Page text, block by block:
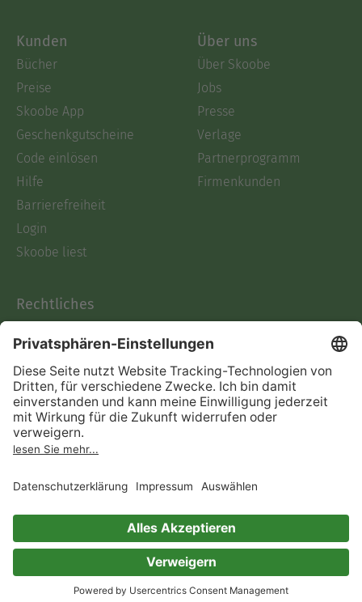
Kunden
Bücher
Preise
Skoobe App
Geschenkgutscheine
Code einlösen
Hilfe
Barrierefreiheit
Login
Skoobe liest
Über uns
Über Skoobe
Jobs
Presse
Verlage
Partnerprogramm
Firmenkunden
Rechtliches
AGB
Informationen nach Data
Act
Verträge hier kündigen
Impressum
Immer ein gutes Buch